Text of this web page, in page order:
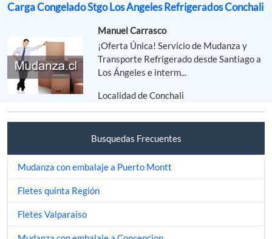
Carga Congelado Stgo Los Angeles Refrigerados Conchali
Manuel Carrasco
¡Oferta Única! Servicio de Mudanza y
Transporte Refrigerado desde Santiago a
Los Ángeles e interm...
Localidad de Conchali
Busquedas Frecuentes
Mudanza con embalaje a Puerto Montt
Fletes quinta Región
Fletes Valparaíso